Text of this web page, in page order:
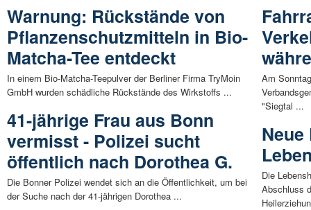
Warnung: Rückstände von
Pflanzenschutzmitteln in Bio-
Matcha-Tee entdeckt
In einem Bio-Matcha-Teepulver der Berliner Firma TryMoin
GmbH wurden schädliche Rückstände des Wirkstoffs ...
41-jährige Frau aus Bonn
vermisst - Polizei sucht
öffentlich nach Dorothea G.
Die Bonner Polizei wendet sich an die Öffentlichkeit, um bei
der Suche nach der 41-jährigen Dorothea ...
Am
"Siegtal ...
Die
Abschluss